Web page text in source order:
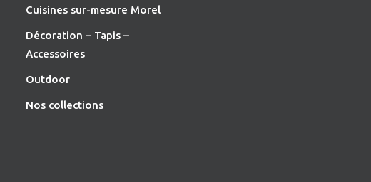
Cuisines sur-mesure Morel
Décoration – Tapis –
Accessoires
Outdoor
Nos collections